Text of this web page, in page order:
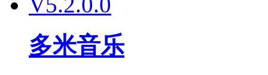
多米音乐